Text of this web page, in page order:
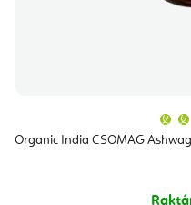
Organic India CSOMAG